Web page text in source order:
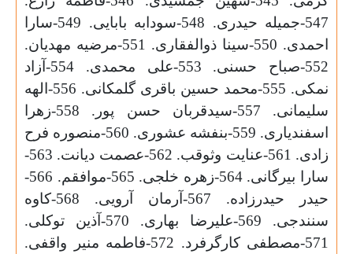
547-جمیله حیدری. 548-سودابه بابایی. 549-سارا
احمدی. 550-سینا ذوالفقاری. 551-مرضیه مهدیان.
552-صباح حسنی. 553-علی محمدی. 554-آزاد
نمکی. 555-محمد حسین باقری گلمکانی. 556-الهه
سلیمانی. 557-سیدقربان حسن پور. 558-زهرا
اسفندیاری. 559-بنفشه عشوری. 560-منصوره فرح
زادی. 561-عنایت وثوقب. 562-عصمت دیانت. 563-
سارا بیرگانی. 564-زهره خلجی. 565-موافقم. 566-
حیدر حیدرزاده. 567-آرمان آرویی. 568-کاوە
سنندجی. 569-علیرضا بهاری. 570-آذین توکلی.
571-مصطفی کارگرفرد. 572-فاطمه منیر واقفی.